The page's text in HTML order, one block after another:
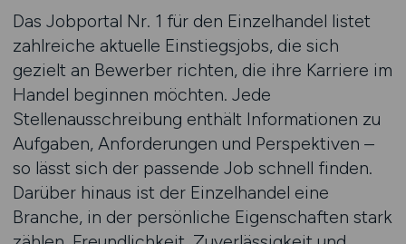
Das Jobportal Nr. 1 für den Einzelhandel listet
zahlreiche aktuelle Einstiegsjobs, die sich
gezielt an Bewerber richten, die ihre Karriere im
Handel beginnen möchten. Jede
Stellenausschreibung enthält Informationen zu
Aufgaben, Anforderungen und Perspektiven –
so lässt sich der passende Job schnell finden.
Darüber hinaus ist der Einzelhandel eine
Branche, in der persönliche Eigenschaften stark